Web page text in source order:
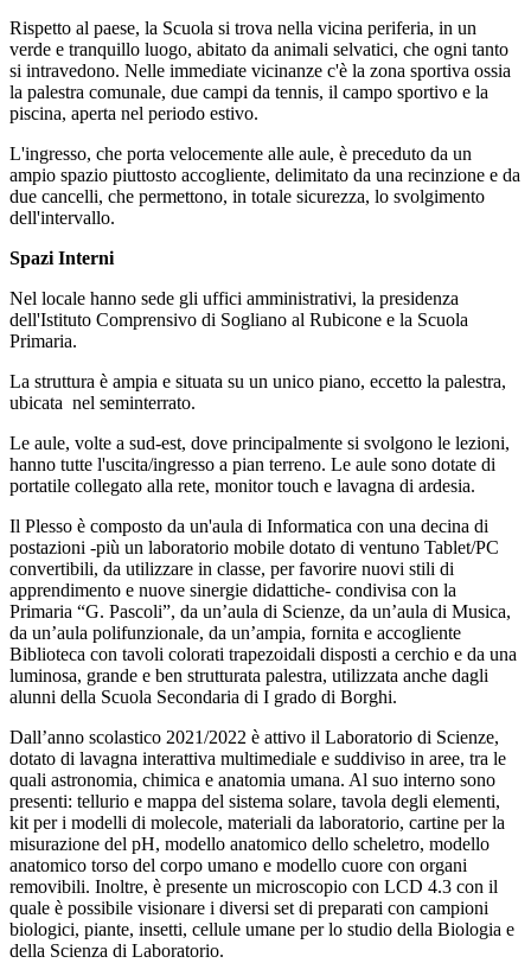
Rispetto al paese, la Scuola si trova nella vicina periferia, in un
verde e tranquillo luogo, abitato da animali selvatici, che ogni tanto
si intravedono. Nelle immediate vicinanze c'è la zona sportiva ossia
la palestra comunale, due campi da tennis, il campo sportivo e la
piscina, aperta nel periodo estivo.
L'ingresso, che porta velocemente alle aule, è preceduto da un
ampio spazio piuttosto accogliente, delimitato da una recinzione e da
due cancelli, che permettono, in totale sicurezza, lo svolgimento
dell'intervallo.
Spazi Interni
Nel locale hanno sede gli uffici amministrativi, la presidenza
dell'Istituto Comprensivo di Sogliano al Rubicone e la Scuola
Primaria.
La struttura è ampia e situata su un unico piano, eccetto la palestra,
ubicata nel seminterrato.
Le aule, volte a sud-est, dove principalmente si svolgono le lezioni,
hanno tutte l'uscita/ingresso a pian terreno. Le aule sono dotate di
portatile collegato alla rete, monitor touch e lavagna di ardesia.
Il Plesso è composto da un'aula di Informatica con una decina di
postazioni -più un laboratorio mobile dotato di ventuno Tablet/PC
convertibili, da utilizzare in classe, per favorire nuovi stili di
apprendimento e nuove sinergie didattiche- condivisa con la
Primaria “G. Pascoli”, da un’aula di Scienze, da un’aula di Musica,
da un’aula polifunzionale, da un’ampia, fornita e accogliente
Biblioteca con tavoli colorati trapezoidali disposti a cerchio e da una
luminosa, grande e ben strutturata palestra, utilizzata anche dagli
alunni della Scuola Secondaria di I grado di Borghi.
Dall’anno scolastico 2021/2022 è attivo il Laboratorio di Scienze,
dotato di lavagna interattiva multimediale e suddiviso in aree, tra le
quali astronomia, chimica e anatomia umana. Al suo interno sono
presenti: tellurio e mappa del sistema solare, tavola degli elementi,
kit per i modelli di molecole, materiali da laboratorio, cartine per la
misurazione del pH, modello anatomico dello scheletro, modello
anatomico torso del corpo umano e modello cuore con organi
removibili. Inoltre, è presente un microscopio con LCD 4.3 con il
quale è possibile visionare i diversi set di preparati con campioni
biologici, piante, insetti, cellule umane per lo studio della Biologia e
della Scienza di Laboratorio.